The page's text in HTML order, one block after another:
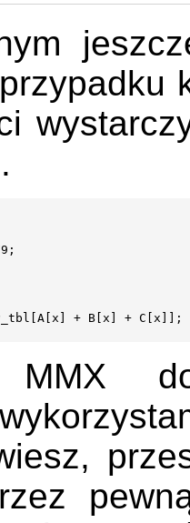
+ B[x] + C[x]];
MMX